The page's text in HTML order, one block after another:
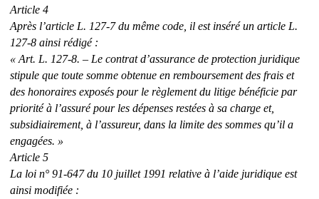
Article 4
Après l’article L. 127-7 du même code, il est inséré un article L.
127-8 ainsi rédigé :
« Art. L. 127-8. – Le contrat d’assurance de protection juridique
stipule que toute somme obtenue en remboursement des frais et
des honoraires exposés pour le règlement du litige bénéficie par
priorité à l’assuré pour les dépenses restées à sa charge et,
subsidiairement, à l’assureur, dans la limite des sommes qu’il a
engagées. »
Article 5
La loi n° 91-647 du 10 juillet 1991 relative à l’aide juridique est
ainsi modifiée :